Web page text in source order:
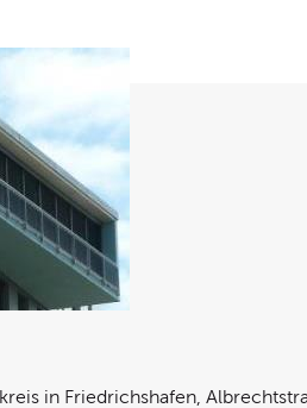
in Friedrichshafen,